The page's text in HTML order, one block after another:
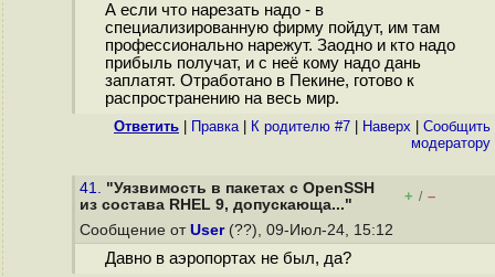
А если что нарезать надо - в
специализированную фирму пойдут, им там
профессионально нарежут. Заодно и кто надо
прибыль получат, и с неё кому надо дань
заплатят. Отработано в Пекине, готово к
распространению на весь мир.
Ответить Правка| К родителю #7 Наверх
Cообщить
модератору
41. "Уязвимость в пакетах с OpenSSH
из состава RHEL 9, допускающа..."
+ / –
Сообщение от User(??), 09-Июл-24, 15:12
Давно в аэропортах не был, да?